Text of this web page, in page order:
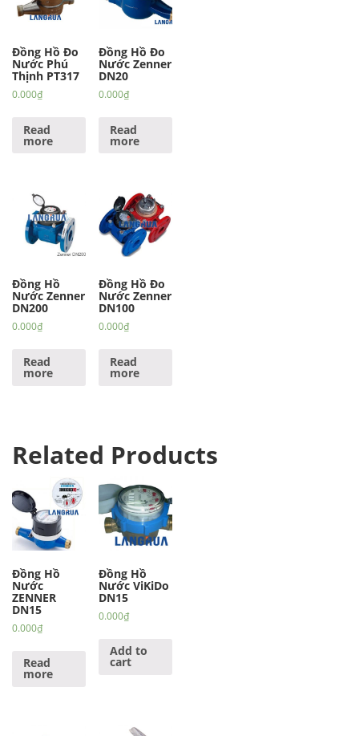
Đồng Hồ Đo
Nước Phú
Thịnh PT317
0.000₫
Read
more
Đồng Hồ Đo
Nước Zenner
DN20
0.000₫
Read
more
Đồng Hồ
Nước Zenner
DN200
0.000₫
Read
more
Đồng Hồ Đo
Nước Zenner
DN100
0.000₫
Read
more
Related Products
Đồng Hồ
Nước
ZENNER
DN15
0.000₫
Read
more
Đồng Hồ
Nước ViKiDo
DN15
0.000₫
Add to
cart